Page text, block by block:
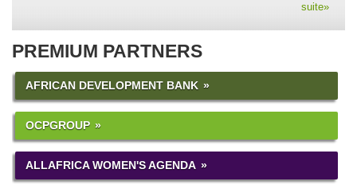
suite»
PREMIUM PARTNERS
AFRICAN DEVELOPMENT BANK
OCPGROUP
ALLAFRICA WOMEN'S AGENDA